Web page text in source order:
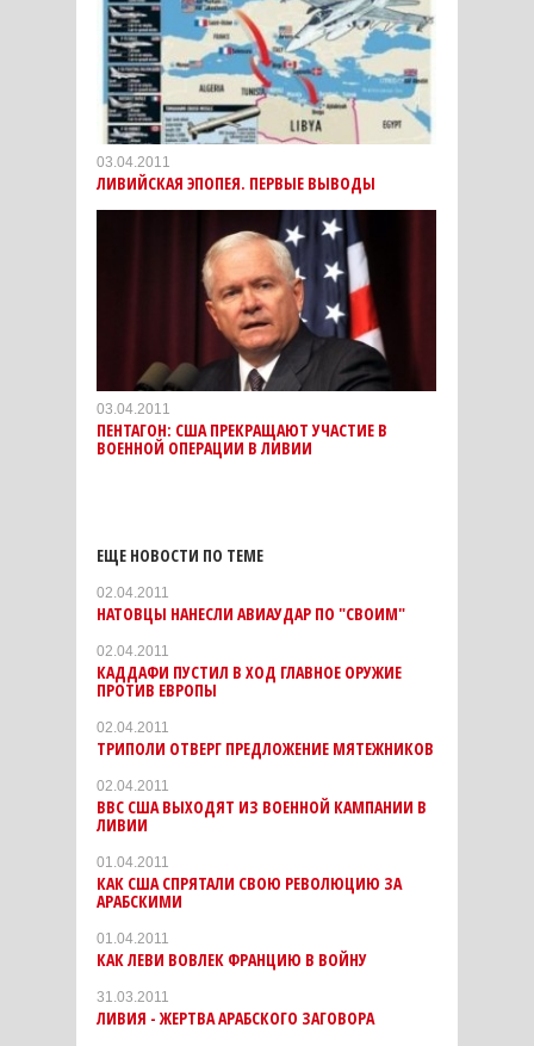
03.04.2011
ЛИВИЙСКАЯ ЭПОПЕЯ. ПЕРВЫЕ ВЫВОДЫ
03.04.2011
ПЕНТАГОН: США ПРЕКРАЩАЮТ УЧАСТИЕ В
ВОЕННОЙ ОПЕРАЦИИ В ЛИВИИ
ЕЩЕ НОВОСТИ ПО ТЕМЕ
02.04.2011
НАТОВЦЫ НАНЕСЛИ АВИАУДАР ПО "СВОИМ"
02.04.2011
КАДДАФИ ПУСТИЛ В ХОД ГЛАВНОЕ ОРУЖИЕ
ПРОТИВ ЕВРОПЫ
02.04.2011
ТРИПОЛИ ОТВЕРГ ПРЕДЛОЖЕНИЕ МЯТЕЖНИКОВ
02.04.2011
ВВС США ВЫХОДЯТ ИЗ ВОЕННОЙ КАМПАНИИ В
ЛИВИИ
01.04.2011
КАК США СПРЯТАЛИ СВОЮ РЕВОЛЮЦИЮ ЗА
АРАБСКИМИ
01.04.2011
КАК ЛЕВИ ВОВЛЕК ФРАНЦИЮ В ВОЙНУ
31.03.2011
ЛИВИЯ - ЖЕРТВА АРАБСКОГО ЗАГОВОРА